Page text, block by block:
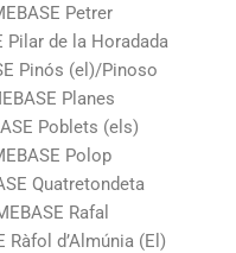
Petrer
Pilar de la Horadada
Pinós (el)/Pinoso
Planes
Poblets (els)
Polop
Quatretondeta
Rafal
Ràfol d’Almúnia (El)